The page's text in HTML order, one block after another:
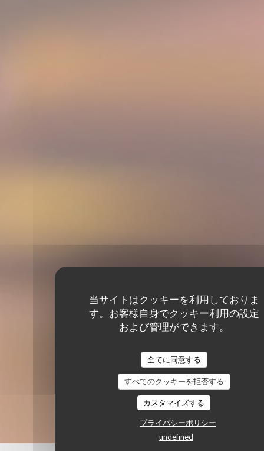
当サイトはクッキーを利用しておりま
す。お客様自身でクッキー利用の設定
および管理ができます。
全てに同意する
すべてのクッキーを拒否する
カスタマイズする
プライバシーポリシー
undefined